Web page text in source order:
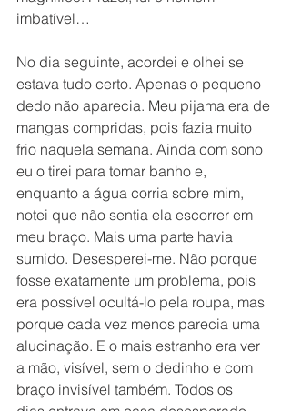
imbatível…
No dia seguinte, acordei e olhei se
estava tudo certo. Apenas o pequeno
dedo não aparecia. Meu pijama era de
mangas compridas, pois fazia muito
frio naquela semana. Ainda com sono
eu o tirei para tomar banho e,
enquanto a água corria sobre mim,
notei que não sentia ela escorrer em
meu braço. Mais uma parte havia
sumido. Desesperei-me. Não porque
fosse exatamente um problema, pois
era possível ocultá-lo pela roupa, mas
porque cada vez menos parecia uma
alucinação. E o mais estranho era ver
a mão, visível, sem o dedinho e com
braço invisível também. Todos os